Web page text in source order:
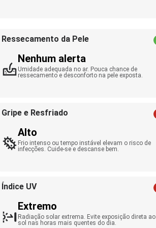
Ressecamento da Pele
Nenhum alerta
Umidade adequada no ar. Pouca chance de
ressecamento e desconforto na pele exposta.
Gripe e Resfriado
Alto
Frio intenso ou tempo instável elevam o risco de
infecções. Cuide-se e descanse bem.
Índice UV
Extremo
Radiação solar extrema. Evite exposição direta ao
sol nas horas mais quentes do dia.